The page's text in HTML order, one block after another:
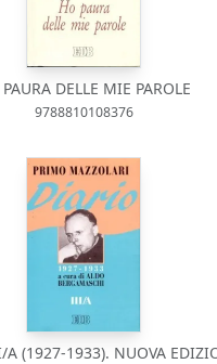
DELLE MIE PAROLE
9788810108376
(1927-1933). NUOVA